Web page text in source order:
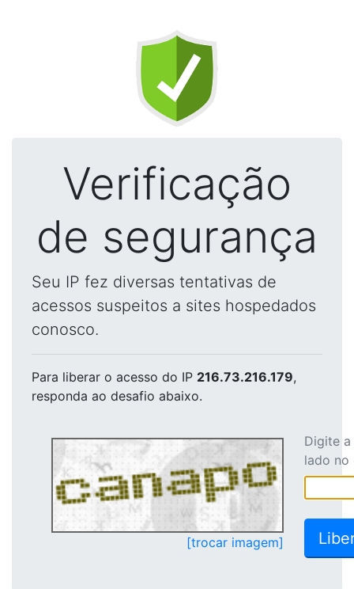
Verificação
de segurança
Seu IP fez diversas tentativas de
acessos suspeitos a sites hospedados
conosco.
Para liberar o acesso do IP 216.73.216.179,
responda ao desafio abaixo.
[trocar imagem]
Digite
lado no